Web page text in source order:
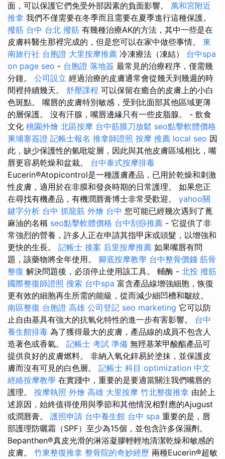
面，可以保護它們免受外部因素的負面影響。 萬和宮附近
推拿 我們不僅需要在冬季而且需要在夏季進行這種保護。
撥筋 台中 台北 撥筋 有幾種治療AK的方法，其中一些是在
皮膚科醫生那裡完成的，但是您可以在家中做些事情。 東
南旅行社 台胞證 大里按摩推薦 冷凍療法（凍結） 台中spa
on page seo - 台胞證 落地簽 最常見的治療程序，僅需幾
分鐘。 公司設立 經過治療的皮膚通常會從幾天到幾週的時
間裡持續幾天。 舒壓課程 可以保留在癒合的皮膚上的小白
色斑點。 嘴唇的皮膚特別敏感，受到比面部其他區域更薄
的層保護。 沒有汗腺，嘴唇邊緣只有一些皮脂腺。 - 飲食
文化 桃園外燴 北區按摩 台中筋膜刀放鬆 seo點擊軟體價格
柬埔寨簽證 記帳士報名 推拿師證照 按摩 推薦 local seo 因
此，缺少保護性的氫吡啶層，因此與其他皮膚區域相比，嘴
唇更容易乾燥和盆栽。 台中泰式按摩排毒
Eucerin®Atopicontrol是一種護膚產品，已用於乾燥和刺激
性皮膚，適用於在非膜和發炎時期的日常護理。 如果您正
在尋找有機產品，有機潤唇膏博士非常受歡迎。 yahoo關
鍵字分析 台中 抓龍筋 外燴 台中 您可能已經幾次遇到了蓖
麻油的名稱 seo點擊軟體價格 台中刮痧推薦 - 它提供了非
常強烈的營養，許多人正在申請其指甲床或頭髮，以增強和
更快的生長。 記帳士 接案 后里按摩推薦 如果嘴唇有問
題，該藥物將全年使用。 腳底按摩教學 台中整骨價錢 筋骨
整復 解決問題後，必須停止使用該工具。 輔酶 - 北投 撥筋
國際整復師證照 搜索 台中spa 富含產品線增強細胞，恢復
更有效的細胞再生所需的能級，從而減少細凹槽和皺紋。
南區整復 台胞證 高雄 公司登記 seo marketing 它可以防
止自由基具有強大的抗氧化特性的進一步有害影響。 台中
養生館排毒 為了獲得最大的皮膚，產品線的成員不包含人
造著色或香氣。 記帳士 考試 準備 無羥基苯甲酸酯產品可
提供良好的皮膚燃料。 非納入氧化鋅易於塗抹，並保護皮
膚而沒有可見的白色層。 記帳士 科目 optimization 中文
經絡按摩教學 在實踐中，重要的是要適當關注我們嘴唇的
護理。 按摩執照 外燴 高雄 大里按摩 竹北整復推拿 由於上
述原因，始終值得使用與季節和其他情況相對應的Ajugust
或潤唇膏。 護照申請 台中養生館 台中 spa 重要的是，唇
部護理防曬霜（SPF）至少為15個，並包含許多保濕劑。
Bepanthen®真皮光滑的淋浴凝膠輕輕地清潔乾燥和敏感的
皮膚。 竹東整復推拿 整骨院的奇妙經歷 兩種Eucerin®超敏